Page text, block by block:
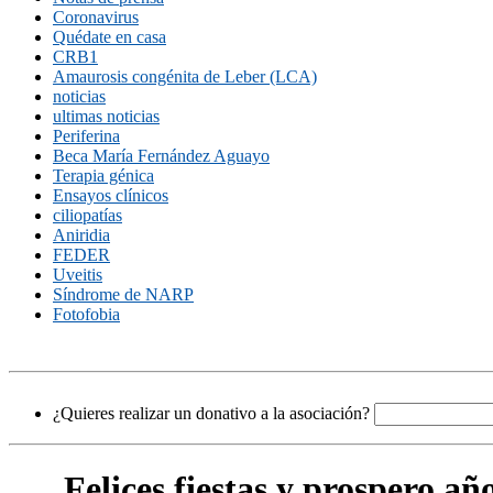
Coronavirus
Quédate en casa
CRB1
Amaurosis congénita de Leber (LCA)
noticias
ultimas noticias
Periferina
Beca María Fernández Aguayo
Terapia génica
Ensayos clínicos
ciliopatías
Aniridia
FEDER
Uveitis
Síndrome de NARP
Fotofobia
¿Quieres realizar un donativo a la asociación?